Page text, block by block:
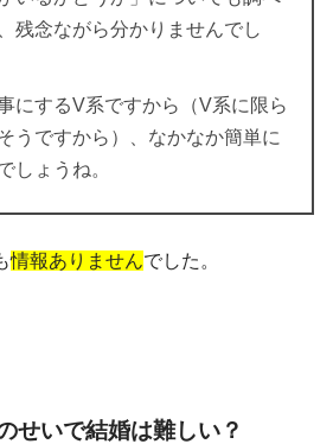
残念ながら分かりませんでし
にするV系ですから（V系に限ら
うですから）、なかなか簡単に
しょうね。
情報ありませんでした。
せいで結婚は難しい？